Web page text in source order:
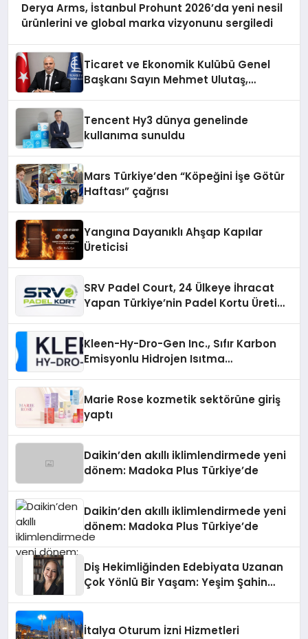
Derya Arms, İstanbul Prohunt 2026’da yeni nesil
ürünlerini ve global marka vizyonunu sergiledi
Ticaret ve Ekonomik Kulübü Genel
Başkanı Sayın Mehmet Ulutaş,
Tencent Hy3 dünya genelinde
kullanıma sunuldu
Mars Türkiye’den “Köpeğini İşe Götür
Haftası” çağrısı
Yangına Dayanıklı Ahşap Kapılar
Üreticisi
SRV Padel Court, 24 Ülkeye İhracat
Yapan Türkiye’nin Padel Kortu Üretim
Kleen-Hy-Dro-Gen Inc., Sıfır Karbon
Emisyonlu Hidrojen Isıtma
Marie Rose kozmetik sektörüne giriş
yaptı
Daikin’den akıllı iklimlendirmede yeni
dönem: Madoka Plus Türkiye’de
Daikin’den akıllı iklimlendirmede yeni
dönem: Madoka Plus Türkiye’de
Diş Hekimliğinden Edebiyata Uzanan
Çok Yönlü Bir Yaşam: Yeşim Şahin
İtalya Oturum İzni Hizmetleri